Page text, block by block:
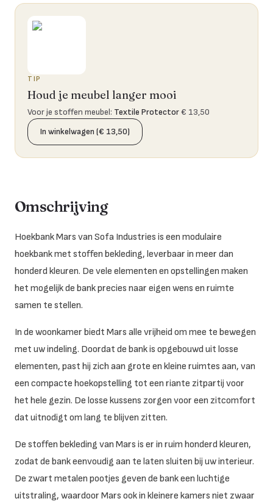
TIP
Houd je meubel langer mooi
Voor je stoffen meubel: Textile Protector€ 13,50
In winkelwagen (€ 13,50)
Omschrijving
Hoekbank Mars van Sofa Industries is een modulaire
hoekbank met stoffen bekleding, leverbaar in meer dan
honderd kleuren. De vele elementen en opstellingen maken
het mogelijk de bank precies naar eigen wens en ruimte
samen te stellen.
In de woonkamer biedt Mars alle vrijheid om mee te bewegen
met uw indeling. Doordat de bank is opgebouwd uit losse
elementen, past hij zich aan grote en kleine ruimtes aan, van
een compacte hoekopstelling tot een riante zitpartij voor
het hele gezin. De losse kussens zorgen voor een zitcomfort
dat uitnodigt om lang te blijven zitten.
De stoffen bekleding van Mars is er in ruim honderd kleuren,
zodat de bank eenvoudig aan te laten sluiten bij uw interieur.
De zwart metalen pootjes geven de bank een luchtige
uitstraling, waardoor Mars ook in kleinere kamers niet zwaar